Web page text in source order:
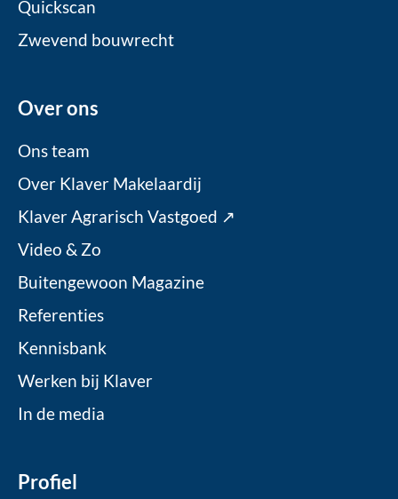
Quickscan
Zwevend bouwrecht
Over ons
Ons team
Over Klaver Makelaardij
Klaver Agrarisch Vastgoed ↗
Video & Zo
Buitengewoon Magazine
Referenties
Kennisbank
Werken bij Klaver
In de media
Profiel